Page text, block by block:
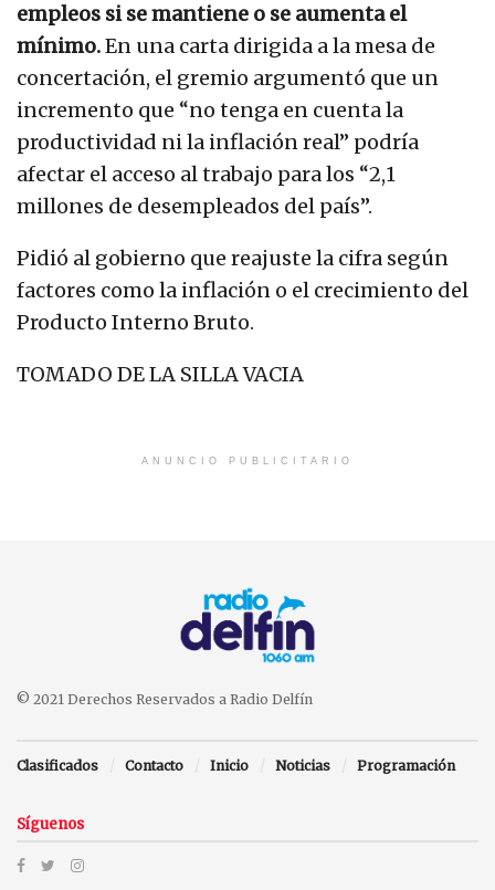
empleos si se mantiene o se aumenta el
mínimo.En una carta dirigida a la mesa de
concertación, el gremio argumentó que un
incremento que “no tenga en cuenta la
productividad ni la inflación real” podría
afectar el acceso al trabajo para los “2,1
millones de desempleados del país”.
Pidió al gobierno que reajuste la cifra según
factores como la inflación o el crecimiento del
Producto Interno Bruto.
TOMADO DE LA SILLA VACIA
ANUNCIO PUBLICITARIO
© 2021 Derechos Reservados a Radio Delfín
Clasificados Contacto Inicio Noticias Programación
Síguenos